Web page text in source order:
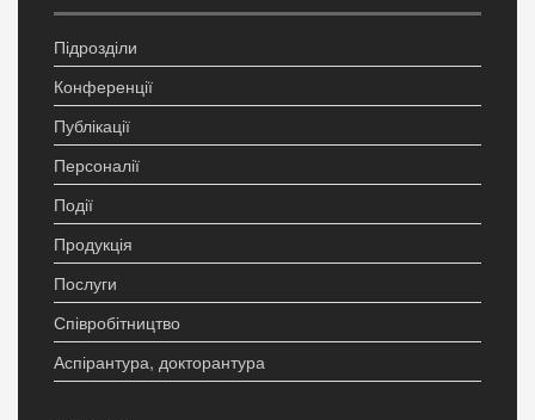
Підрозділи
Конференції
Публікації
Персоналії
Події
Продукція
Послуги
Співробітництво
Аспірантура, докторантура